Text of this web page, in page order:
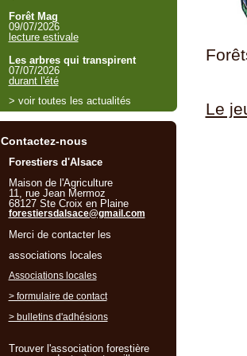
Le
Forêt Mag
09/07/2026
lecture estivale
Les arbres qui transpirent
07/07/2026
durant l'été
> voir toutes les actualités
Contactez-nous
Forestiers d'Alsace
Maison de l'Agriculture
11, rue Jean Mermoz
68127 Ste Croix en Plaine
forestiersdalsace@gmail.com
Merci de contacter les
associations locales
Associations locales
> formulaire de contact
> bulletins d'adhésions
Trouver l'association forestière